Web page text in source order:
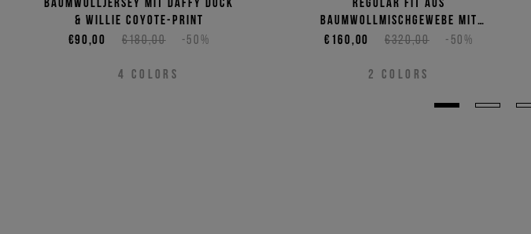
& Willie Coyote-Print
€180,00
-50%
€90,00
4 COLORS
Baumwollmischgewebe mit
Sylvester-Print
€320,00 -50%
€160,00
2 COLORS